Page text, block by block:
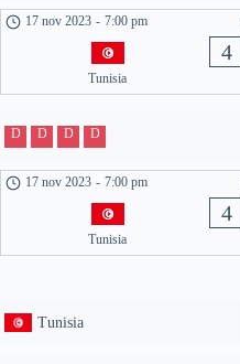
17 nov 2023 - 7:00 pm
Tunisia
4
D D D D
17 nov 2023 - 7:00 pm
Tunisia
4
Tunisia